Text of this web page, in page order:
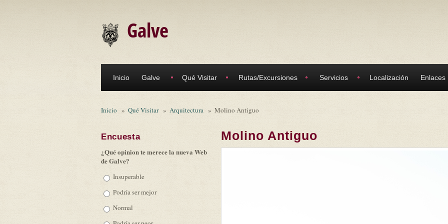
Galve
Inicio Galve Qué Visitar Rutas/Excursiones Servicios Localización Enlaces
Inicio » Qué Visitar » Arquitectura » Molino Antiguo
Encuesta
¿Qué opinion te merece la nueva Web
de Galve?
Opciones
Insuperable
Podría ser mejor
Normal
Molino Antiguo